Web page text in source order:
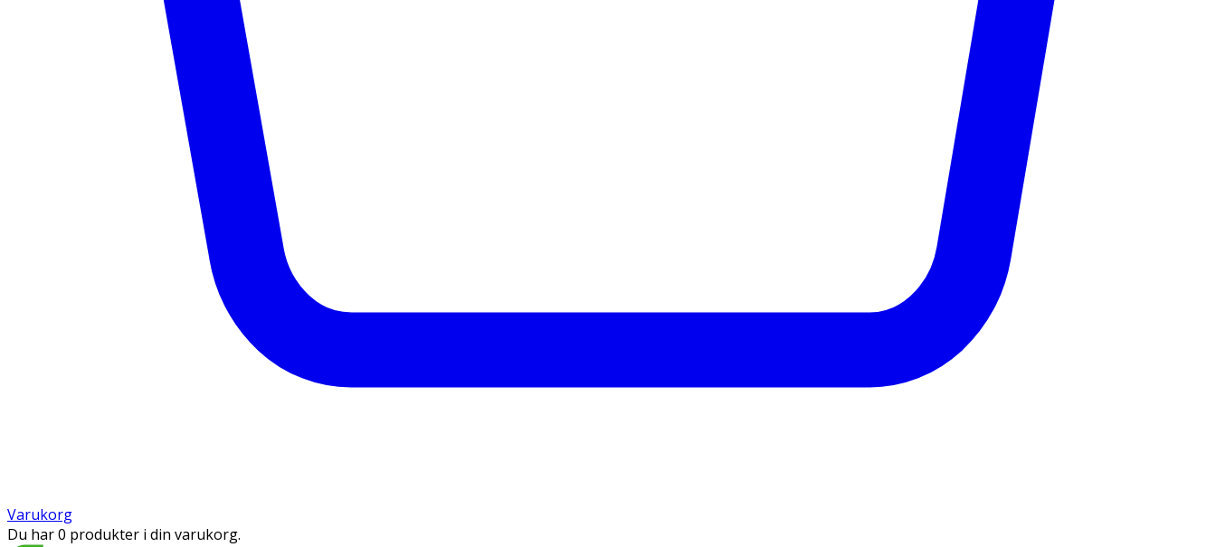
Varukorg
Du har 0 produkter i din varukorg.